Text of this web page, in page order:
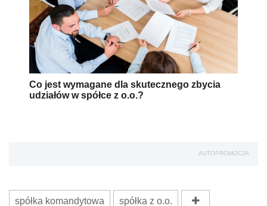
Co jest wymagane dla skutecznego zbycia
udziałów w spółce z o.o.?
AUTOPROMOCJA
spółka komandytowa spółka z o.o.